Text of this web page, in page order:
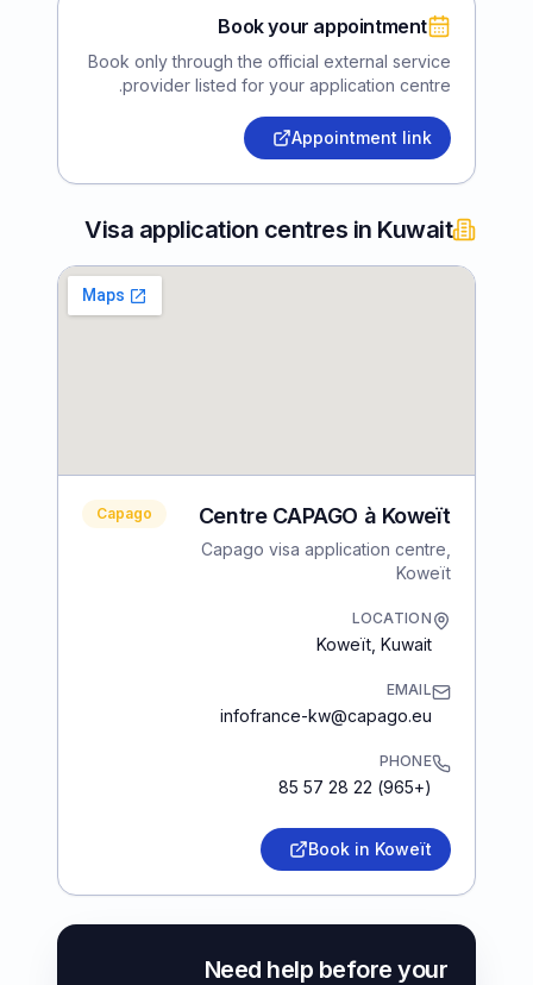
Book your appointment
Book only through the official external service
provider listed for your application centre.
Appointment link
Visa application centres in Kuwait
Centre CAPAGO à Koweït
Capago visa application centre,
Koweït
Capago
LOCATION
Koweït Kuwait
EMAIL
infofrance-kw@capago.eu
PHONE
(+965) 22 28 57 85
Book in Koweït
Need help before your